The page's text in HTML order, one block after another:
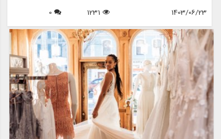
گرفته تا لباس های عروسی سلطنتی که توجه جهانیان را به خود جلب می
پوشیدن دارند. این مقاله به بررسی تأثیر لباس های عروسی افراد مشهور بر
مد عروس می پردازد و بررسی می کند که چگونه این لباس های پر زرق و
برق الهام بخش روندها، انتخاب ها و حتی خدمات ارائه شده توسط فروشگاه
هایی مانند مزون چرخچی هستند.
1403/06/23
1231
0